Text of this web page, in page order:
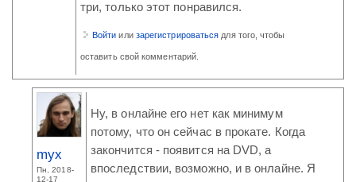
три, только этот понравился.
Войти или зарегистрироваться для того, чтобы
оставить свой комментарий.
myx
Пн, 2018-
12-17
Ну, в онлайне его нет как минимум
потому, что он сейчас в прокате. Когда
закончится - появится на DVD, а
впоследствии, возможно, и в онлайне. Я